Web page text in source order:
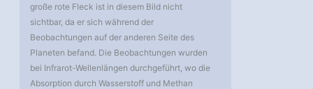
große rote Fleck ist in diesem Bild nicht
sichtbar, da er sich während der
Beobachtungen auf der anderen Seite des
Planeten befand. Die Beobachtungen wurden
bei Infrarot-Wellenlängen durchgeführt, wo die
Absorption durch Wasserstoff und Methan